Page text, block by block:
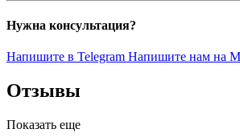
Нужна консультация?
Напишите в Telegram Напишите нам на
Отзывы
Показать еще